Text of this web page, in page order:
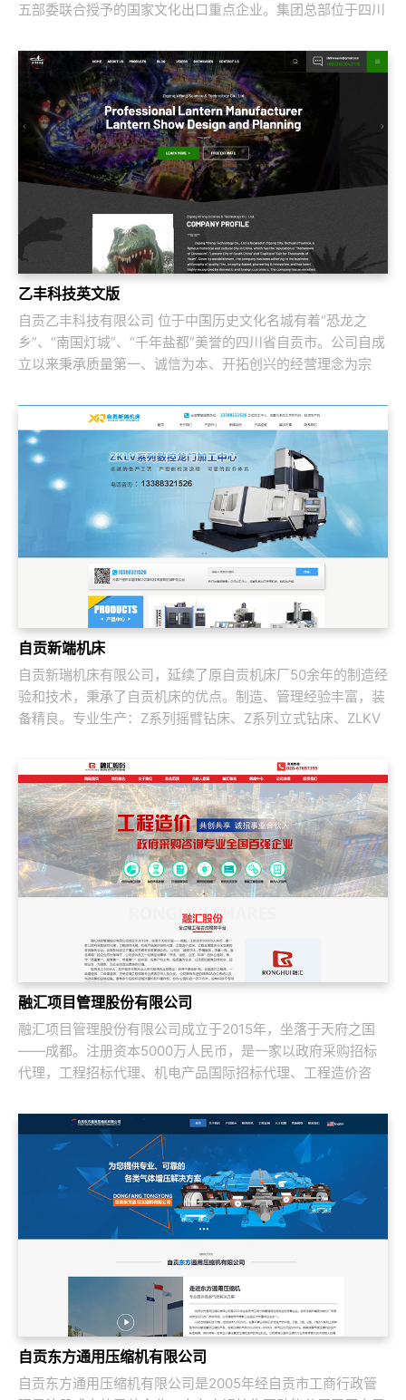
五部委联合授予的国家文化出口重点企业。集团总部位于四川
乙丰科技英文版
自贡乙丰科技有限公司 位于中国历史文化名城有着“恐龙之
乡”、“南国灯城”、“千年盐都”美誉的四川省自贡市。公司自成
立以来秉承质量第一、诚信为本、开拓创兴的经营理念为宗
自贡新端机床
自贡新瑞机床有限公司，延续了原自贡机床厂50余年的制造经
验和技术，秉承了自贡机床的优点。制造、管理经验丰富，装
备精良。专业生产：Z系列摇臂钻床、Z系列立式钻床、ZLKV
融汇项目管理股份有限公司
融汇项目管理股份有限公司成立于2015年，坐落于天府之国
——成都。注册资本5000万人民币，是一家以政府采购招标
代理，工程招标代理、机电产品国际招标代理、工程造价咨
自贡东方通用压缩机有限公司
自贡东方通用压缩机有限公司是2005年经自贡市工商行政管